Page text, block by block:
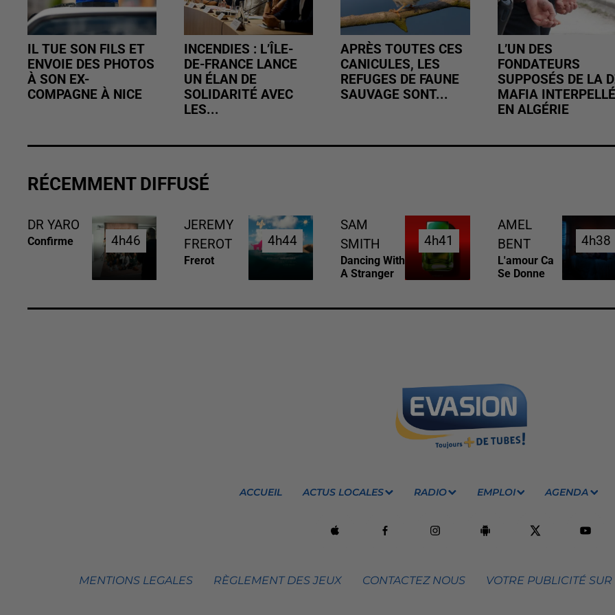
IL TUE SON FILS ET
ENVOIE DES PHOTOS
À SON EX-
COMPAGNE À NICE
INCENDIES : L’ÎLE-
DE-FRANCE LANCE
UN ÉLAN DE
SOLIDARITÉ AVEC
LES...
APRÈS TOUTES CES
CANICULES, LES
REFUGES DE FAUNE
SAUVAGE SONT...
L’UN DES
FONDATEURS
SUPPOSÉS DE LA
MAFIA INTERPELLÉ
EN ALGÉRIE
RÉCEMMENT DIFFUSÉ
DR YARO
Confirme 4h46
4h46
JEREMY
FREROT
Frerot
4h44
4h44
SAM
SMITH
Dancing With
A Stranger
4h41
4h41
AMEL
BENT
L'amour Ca
Se Donne
4h38
4h38
ACCUEIL ACTUS LOCALES RADIO EMPLOI AGENDA
MENTIONS LEGALES RÈGLEMENT DES JEUX CONTACTEZ NOUS VOTRE PUBLICITÉ